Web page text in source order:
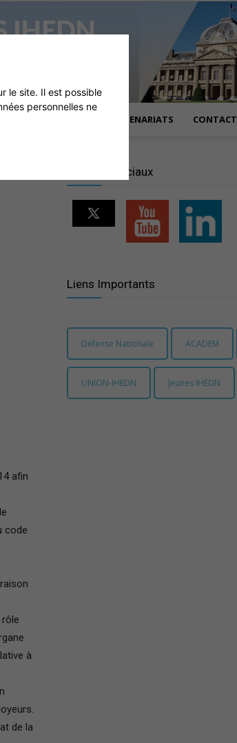
PARTENARIATS CONTACT
afin
code
à
de la
Réseaux sociaux
Liens Importants
Défense Nationale ACADEM
UNION-IHEDN Jeunes IHEDN
le site. Il est possible
personnelles ne